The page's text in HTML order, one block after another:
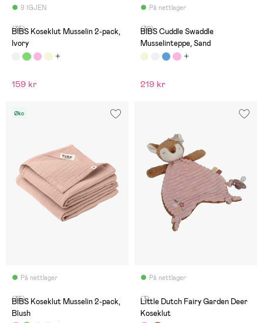
9 IGJEN
(35)
BIBS Koseklut Musselin 2-pack,
Ivory
159 kr
På nettlager
(30)
BIBS Cuddle Swaddle
Musselinteppe, Sand
219 kr
Øko
På nettlager
(35)
BIBS Koseklut Musselin 2-pack,
Blush
På nettlager
(3)
Little Dutch Fairy Garden Deer
Koseklut